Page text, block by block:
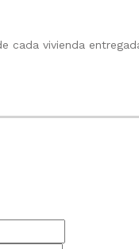
cada vivienda